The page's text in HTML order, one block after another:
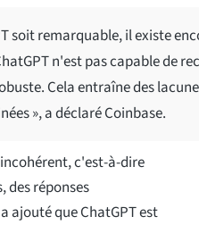
soit remarquable, il existe
n'est pas capable de
Cela entraîne des
», a déclaré Coinbase.
c'est-à-dire
des réponses
ajouté que ChatGPT est